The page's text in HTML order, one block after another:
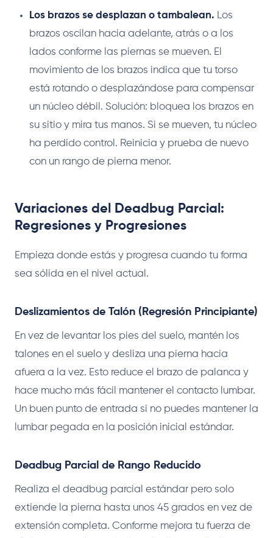
Los brazos se desplazan o tambalean. Los
brazos oscilan hacia adelante, atrás o a los
lados conforme las piernas se mueven. El
movimiento de los brazos indica que tu torso
está rotando o desplazándose para compensar
un núcleo débil. Solución: bloquea los brazos en
su sitio y mira tus manos. Si se mueven, tu núcleo
ha perdido control. Reinicia y prueba de nuevo
con un rango de pierna menor.
Variaciones del Deadbug Parcial:
Regresiones y Progresiones
Empieza donde estás y progresa cuando tu forma
sea sólida en el nivel actual.
Deslizamientos de Talón (Regresión Principiante)
En vez de levantar los pies del suelo, mantén los
talones en el suelo y desliza una pierna hacia
afuera a la vez. Esto reduce el brazo de palanca y
hace mucho más fácil mantener el contacto lumbar.
Un buen punto de entrada si no puedes mantener la
lumbar pegada en la posición inicial estándar.
Deadbug Parcial de Rango Reducido
Realiza el deadbug parcial estándar pero solo
extiende la pierna hasta unos 45 grados en vez de
extensión completa. Conforme mejora tu fuerza de